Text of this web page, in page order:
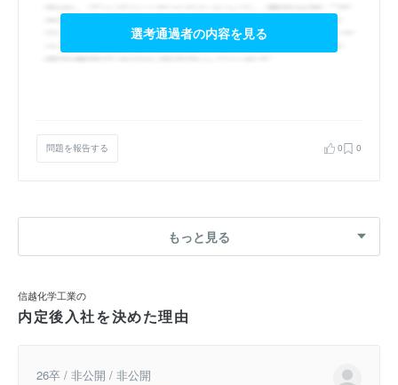
選考通過者の内容を見る
問題を報告する 0 0
もっと見る
信越化学工業の
内定後入社を決めた理由
26卒 / 非公開 / 非公開